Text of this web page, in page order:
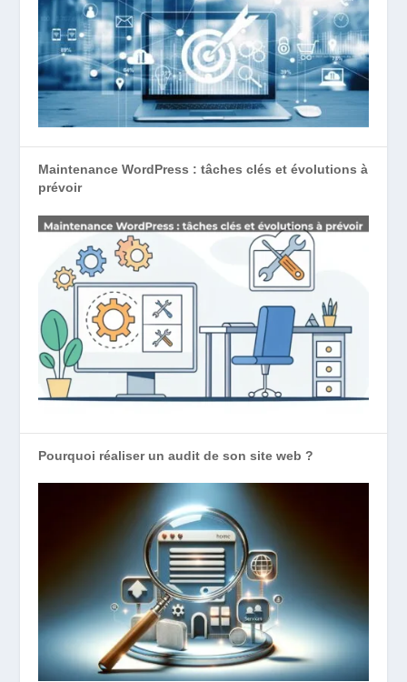
Maintenance WordPress : tâches clés et évolutions à
prévoir
Pourquoi réaliser un audit de son site web ?